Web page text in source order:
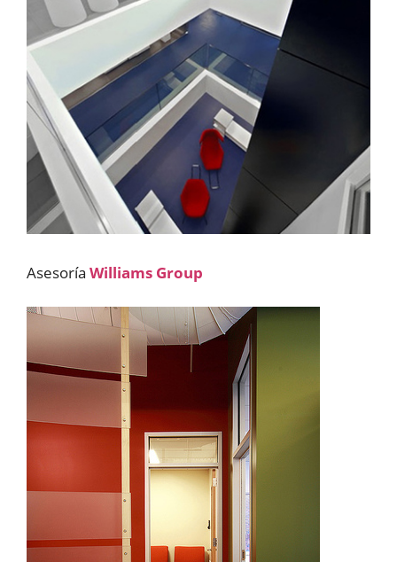
Asesoría Williams Group